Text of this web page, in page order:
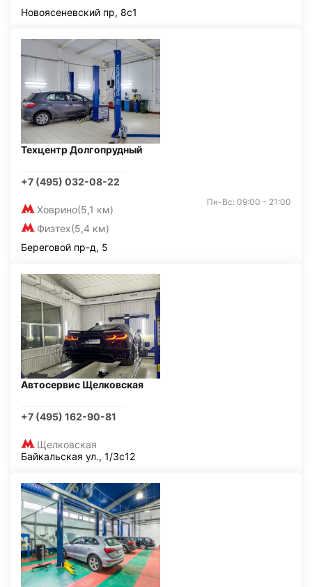
Новоясеневский пр, 8с1
Техцентр Долгопрудный
+7 (495) 032-08-22
Ховрино(5,1 км)
Физтех(5,4 км)
Пн-Вс: 09:00 - 21:00
Береговой пр-д, 5
Автосервис Щелковская
+7 (495) 162-90-81
Щелковская
Байкальская ул., 1/3с12